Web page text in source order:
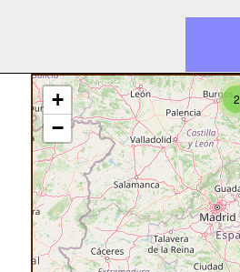
2
+
−